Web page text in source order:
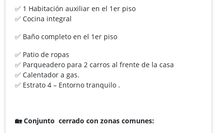
✅ 1 Habitación auxiliar en el 1er piso
✅ Cocina integral
✅ Baño completo en el 1er piso
✅ Patio de ropas
✅ Parqueadero para 2 carros al frente de la casa
✅ Calentador a gas.
✅ Estrato 4 – Entorno tranquilo .
🏡 Conjunto cerrado con zonas comunes: